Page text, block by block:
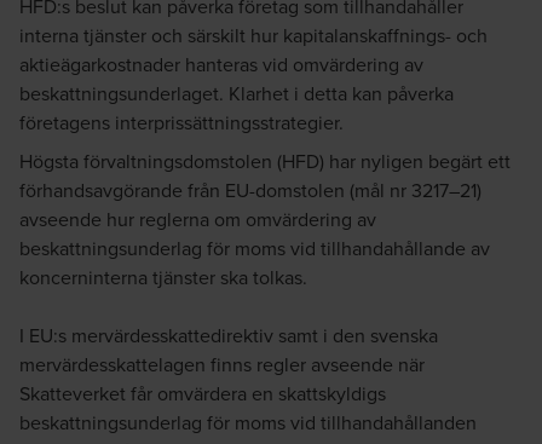
HFD:s beslut kan påverka företag som tillhandahåller
interna tjänster och särskilt hur kapitalanskaffnings- och
aktieägarkostnader hanteras vid omvärdering av
beskattningsunderlaget. Klarhet i detta kan påverka
företagens interprissättningsstrategier.
Högsta förvaltningsdomstolen (HFD) har nyligen begärt ett
förhandsavgörande från EU-domstolen (mål nr 3217–21)
avseende hur reglerna om omvärdering av
beskattningsunderlag för moms vid tillhandahållande av
koncerninterna tjänster ska tolkas.
I EU:s mervärdesskattedirektiv samt i den svenska
mervärdesskattelagen finns regler avseende när
Skatteverket får omvärdera en skattskyldigs
beskattningsunderlag för moms vid tillhandahållanden
Linnéa Ekblad
Auktoriserad skatterådgivare FAR / Senior Tax
Manager
Louise Hagberg
Skattejurist / Tax Partner